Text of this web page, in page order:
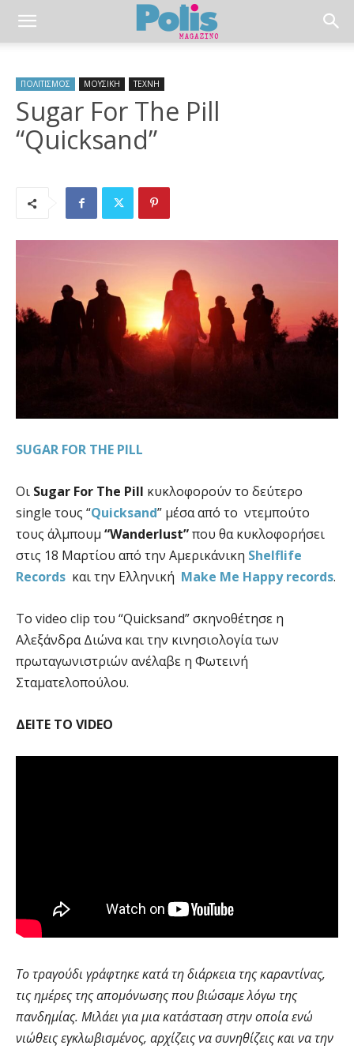
ΠΟΛΙΤΙΣΜΟΣ ΜΟΥΣΙΚΗ ΤΕΧΝΗ
Sugar For The Pill
“Quicksand”
SUGAR FOR THE PILL
Οι Sugar For The Pill κυκλοφορούν το δεύτερο
single τους “Quicksand” μέσα από το ντεμπούτο
τους άλμπουμ “Wanderlust”που θα κυκλοφορήσει
στις 18 Μαρτίου από την Αμερικάνικη Shelflife
Records και την Ελληνική Make Me Happy records.
To video clip του “Quicksand” σκηνοθέτησε η
Αλεξάνδρα Διώνα και την κινησιολογία των
πρωταγωνιστριών ανέλαβε η Φωτεινή
Σταματελοπούλου.
ΔΕΙΤΕ ΤΟ VIDEO
Tο τραγούδι γράφτηκε κατά τη διάρκεια της καραντίνας,
τις ημέρες της απομόνωσης που βιώσαμε λόγω της
πανδημίας. Μιλάει για μια κατάσταση στην οποία ενώ
νιώθεις εγκλωβισμένος, αρχίζεις να συνηθίζεις και να την